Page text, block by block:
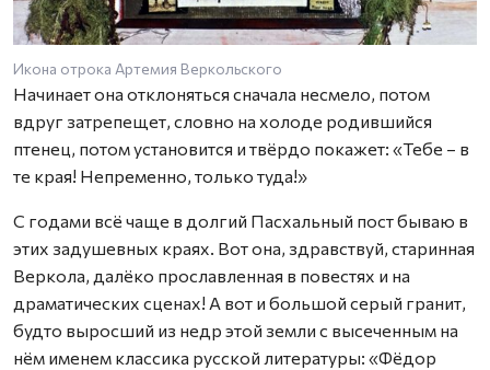
Икона отрока Артемия Веркольского
Начинает она отклоняться сначала несмело, потом
вдруг затрепещет, словно на холоде родившийся
птенец, потом установится и твёрдо покажет: «Тебе – в
те края! Непременно, только туда!»
С годами всё чаще в долгий Пасхальный пост бываю в
этих задушевных краях. Вот она, здравствуй, старинная
Веркола, далёко прославленная в повестях и на
драматических сценах! А вот и большой серый гранит,
будто выросший из недр этой земли с высеченным на
нём именем классика русской литературы: «Фёдор